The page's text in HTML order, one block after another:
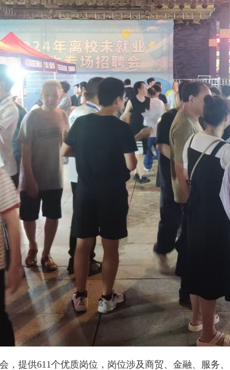
提供611个优质岗位，岗位涉及商贸、金融、服务